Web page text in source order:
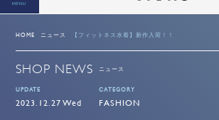
MENU
HOME ニュース 【フィットネス水着】新作入荷！！
SHOP NEWS ニュース
UPDATE
2023.12.27 Wed
CATEGORY
FASHION